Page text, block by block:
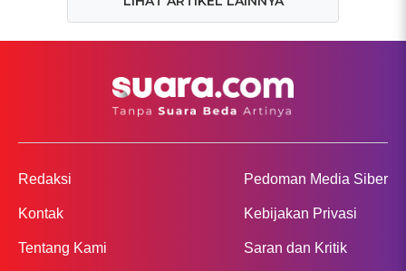
Redaksi
Kontak
Tentang Kami
Pedoman Media Siber
Kebijakan Privasi
Saran dan Kritik